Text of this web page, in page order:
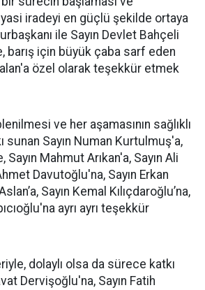
iradeyi en güçlü şekilde ortaya
ile Sayın Devlet Bahçeli
barış için büyük çaba sarf eden
özel olarak teşekkür etmek
ve her aşamasının sağlıklı
sunan Sayın Numan Kurtulmuş'a,
Sayın Mahmut Arıkan'a, Sayın Ali
Davutoğlu'na, Sayın Erkan
Sayın Kemal Kılıçdaroğlu’na,
ayrı ayrı teşekkür
dolaylı olsa da sürece katkı
Dervişoğlu'na, Sayın Fatih